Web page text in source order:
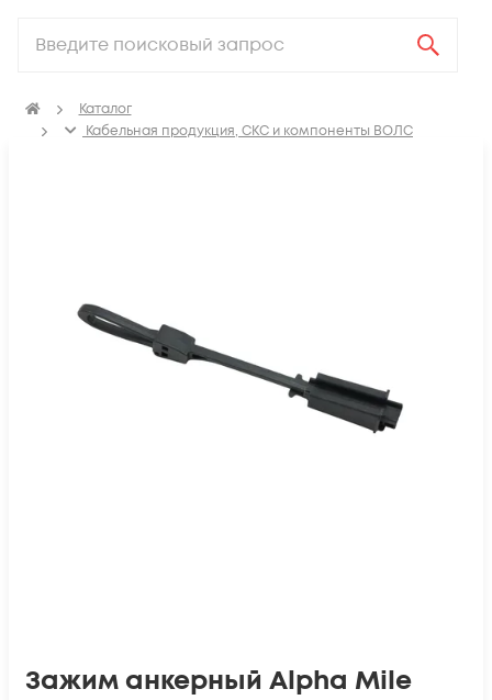
Каталог
Кабельная продукция, СКС и компоненты ВОЛС
Зажим анкерный Alpha Mile